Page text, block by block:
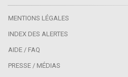
MENTIONS LÉGALES
INDEX DES ALERTES
AIDE / FAQ
PRESSE / MÉDIAS